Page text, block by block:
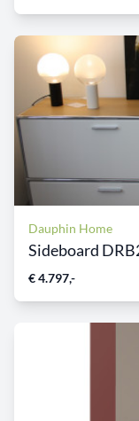
Dauphin Home
Sideboard
€ 4.797,-